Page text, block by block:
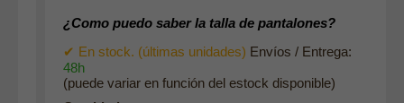
¿Como puedo saber la talla de pantalones?
✔ En stock. (últimas unidades) Envíos / Entrega:
48h
(puede variar en función del estock disponible)